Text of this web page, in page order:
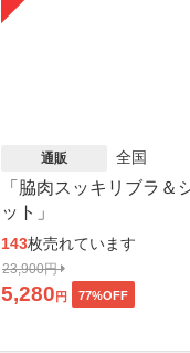
通販 全国
「脇肉スッキリブラ＆
ット」
143枚売れています
23,900円
5,280 円 77%OFF